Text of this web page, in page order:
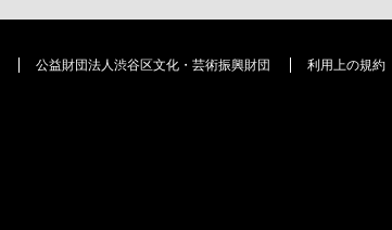
公益財団法人渋谷区文化・芸術振興財団 利用上の規約